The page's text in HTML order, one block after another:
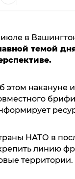
в
темой
этом накануне
НАТО в
линию
территории.